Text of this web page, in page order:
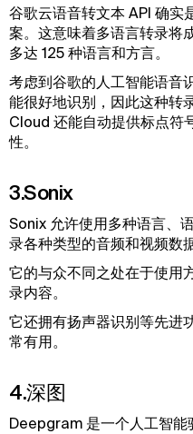
谷歌云语音转文本 API 确实
案。这意味着多语言转录将
多达 125 种语言和方言。
考虑到谷歌的人工智能语音
能很好地识别，因此这种转
Cloud 还能自动提供标点符
性。
3.Sonix
Sonix 允许使用多种语言、
录各种类型的音频和视频数据
它的与众不同之处在于使用
录内容。
它还拥有扬声器识别等先进
常有用。
4.深图
Deepgram 是一个人工智能